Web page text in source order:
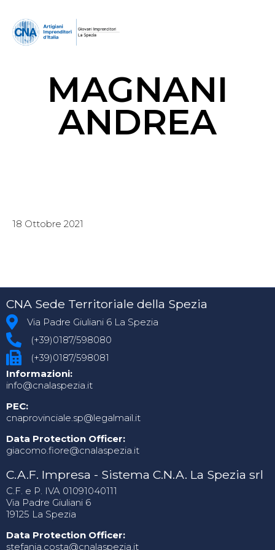
MAGNANI
ANDREA
18 Ottobre 2021
CNA Sede Territoriale della Spezia
Via Padre Giuliani 6 La Spezia
(+39)0187/598080
(+39)0187/598081
Informazioni:
info@cnalaspezia.it
PEC:
cnaprovinciale.sp@legalmail.it
Data Protection Officer:
giacomo.fiore@cnalaspezia.it
C.A.F. Impresa - Sistema C.N.A. La Spezia srl
C.F. e P. IVA 01091040111
Via Padre Giuliani 6
19125 La Spezia
Data Protection Officer:
stefania.costa@cnalaspezia.it